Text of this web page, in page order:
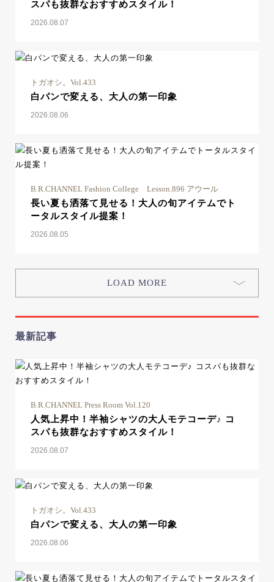
スパも抜群なおすすめスタイル！
2026.08.07
トガオシ。Vol.433
白パンで変える、大人の第一印象
2026.08.06
B.R.CHANNEL Fashion College Lesson.896 アウール
長い夏も洒落て見せる！大人の旬アイテムでト
ータルスタイル提案！
2026.08.05
LOAD MORE
最新記事
B.R.CHANNEL Press Room Vol.120
人気上昇中！半袖シャツの大人モテコーデ♪ コ
スパも抜群なおすすめスタイル！
2026.08.07
トガオシ。Vol.433
白パンで変える、大人の第一印象
2026.08.06